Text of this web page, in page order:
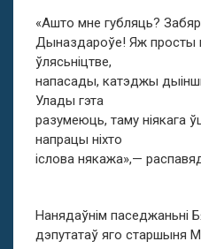
«Ашто мне губляць?
Дыназдароўе! Яж просты
ўлясьніцтве,
напасады, катэджы
Улады гэта
разумеюць, таму ніякага
напрацы ніхто
іслова някажа»,—
Нанядаўнім паседжаньні
дэпутатаў яго старшыня